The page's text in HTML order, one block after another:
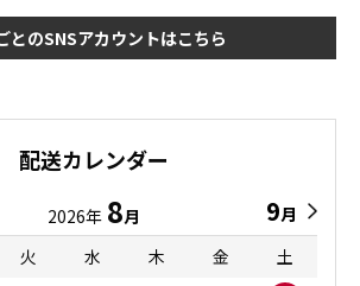
とのSNSアカウントはこちら
配送カレンダー
2026年 8月 9月
火 水 木 金
土